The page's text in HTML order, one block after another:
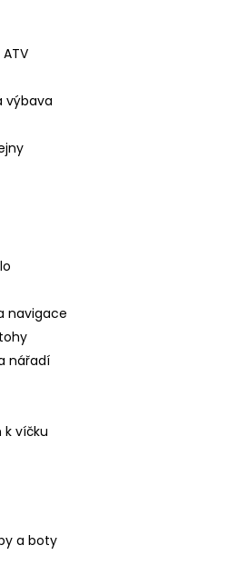
výbava
navigace
nářadí
víčku
a boty